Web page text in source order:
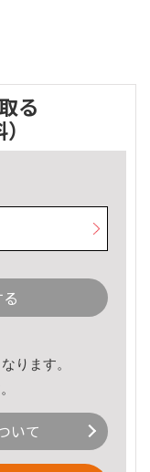
る
ります。
いて